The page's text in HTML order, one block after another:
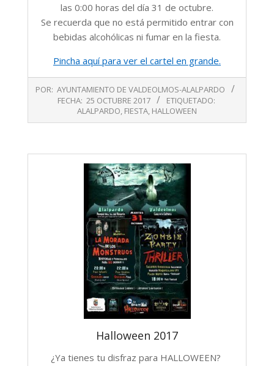
las 0:00 horas del día 31 de octubre.
Se recuerda que no está permitido entrar con
bebidas alcohólicas ni fumar en la fiesta.
Pincha aquí para ver el cartel en grande.
10-
POR: AYUNTAMIENTO DE VALDEOLMOS-ALALPARDO
FECHA: 25 OCTUBRE 2017
ETIQUETADO:
ALALPARDO FIESTA HALLOWEEN
Halloween 2017
¿Ya tienes tu disfraz para HALLOWEEN?